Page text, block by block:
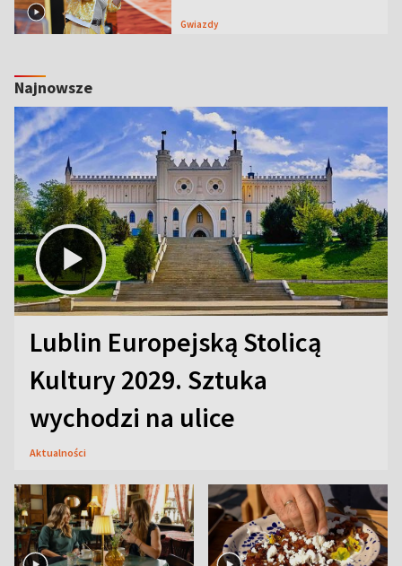
Gwiazdy
Najnowsze
Lublin Europejską Stolicą
Kultury 2029. Sztuka
wychodzi na ulice
Aktualności